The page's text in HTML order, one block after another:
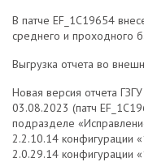
В патче EF_1C19654
среднего и проходного
Выгрузка отчета во
Новая версия отчета
03.08.2023 (патч
подразделе
2.2.10.14 конфигурации
2.0.29.14 конфигурации